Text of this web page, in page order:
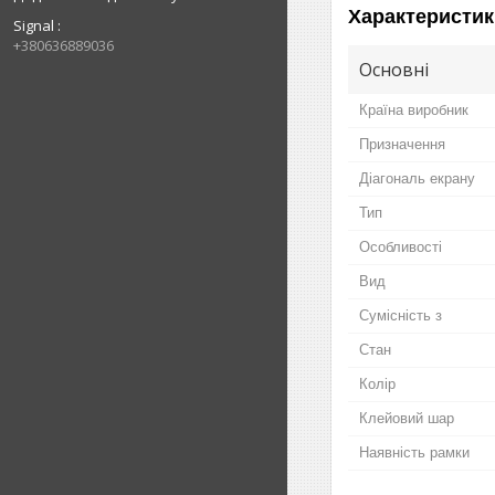
Signal
+380636889036
Основні
Країна виробник
Призначення
Діагональ екрану
Тип
Особливості
Вид
Сумісність з
Стан
Колір
Клейовий шар
Наявність рамки